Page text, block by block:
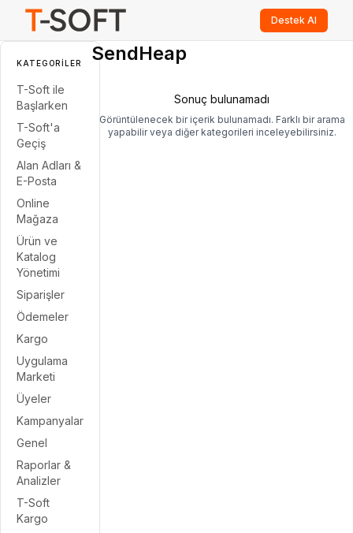
Destek Al
KATEGORILER
T-Soft ile
Başlarken
T-Soft'a
Geçiş
Alan Adları &
E-Posta
Online
Mağaza
Ürün ve
Katalog
Yönetimi
Siparişler
Ödemeler
Kargo
Uygulama
Marketi
Üyeler
Kampanyalar
Genel
Raporlar &
Analizler
T-Soft
Kargo
SendHeap
Sonuç bulunamadı
Görüntülenecek bir içerik bulunamadı. Farklı bir arama
yapabilir veya diğer kategorileri inceleyebilirsiniz.